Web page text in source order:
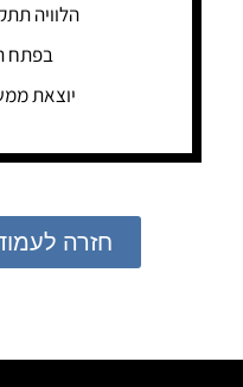
הלוויה
בפתח
יוצאת
חזרה